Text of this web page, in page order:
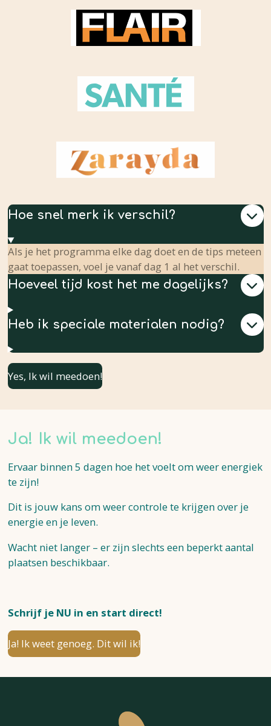
Hoe snel merk ik verschil?
Als je het programma elke dag doet en de tips meteen
gaat toepassen, voel je vanaf dag 1 al het verschil.
Hoeveel tijd kost het me dagelijks?
Heb ik speciale materialen nodig?
Yes, Ik wil meedoen!
Ja! Ik wil meedoen!
Ervaar binnen 5 dagen hoe het voelt om weer energiek
te zijn!
Dit is jouw kans om weer controle te krijgen over je
energie en je leven.
Wacht niet langer – er zijn slechts een beperkt aantal
plaatsen beschikbaar.
Schrijf je NU in en start direct!
Ja! Ik weet genoeg. Dit wil ik!